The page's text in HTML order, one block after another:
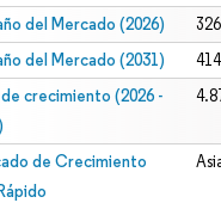
del Mercado (2026)
del Mercado (2031)
de crecimiento (2026 -
de Crecimiento
CC BY 4.0.